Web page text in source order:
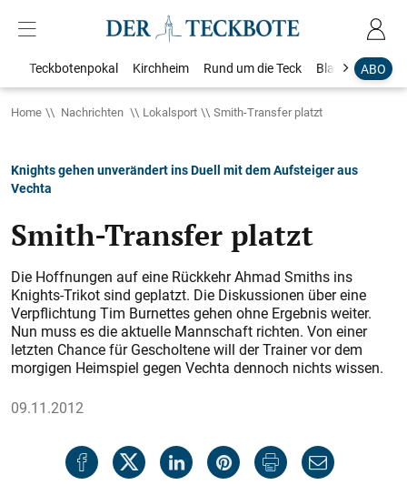
ABO
Teckbotenpokal Kirchheim Rund um die Teck Blaulicht
Home Nachrichten Lokalsport Smith-Transfer platzt
Knights gehen unverändert ins Duell mit dem Aufsteiger aus
Vechta
Smith-Transfer platzt
Die Hoffnungen auf eine Rückkehr Ahmad Smiths ins
Knights-Trikot sind geplatzt. Die Diskussionen über eine
Verpflichtung Tim Burnettes gehen ohne Ergebnis weiter.
Nun muss es die aktuelle Mannschaft richten. Von einer
letzten Chance für Gescholtene will der Trainer vor dem
morgigen Heimspiel gegen Vechta dennoch nichts wissen.
09.11.2012